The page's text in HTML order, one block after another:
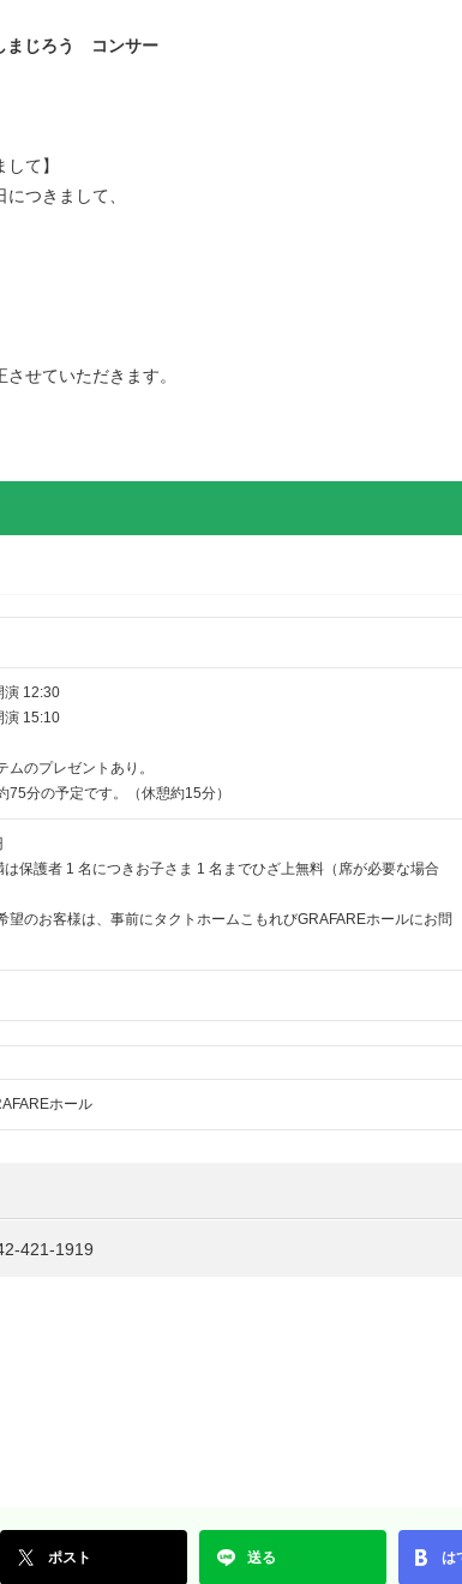
まじろう コンサー
て】
つきまして、
せていただきます。
演 12:30
演 15:10
のプレゼントあり。
分の予定です。（休憩約15分）
保護者 1 名につきお子さま 1 名までひざ上無料（席が必要な場合
のお客様は、事前にタクトホームこもれびGRAFAREホールにお問
ホール
421-1919
ポスト 送る は